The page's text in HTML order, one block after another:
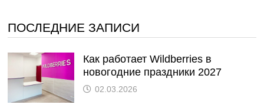
ПОСЛЕДНИЕ ЗАПИСИ
Как работает Wildberries в
новогодние праздники 2027
02.03.2026